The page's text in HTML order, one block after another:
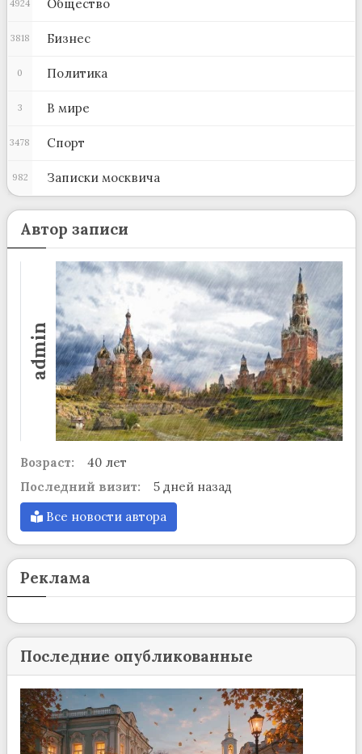
Общество
4924
Бизнес
3818
Политика
0
В мире
3
Спорт
3478
Записки москвича
982
Автор записи
admin
Возраст:
40 лет
Последний визит:
5 дней назад
Все новости автора
Реклама
Последние опубликованные